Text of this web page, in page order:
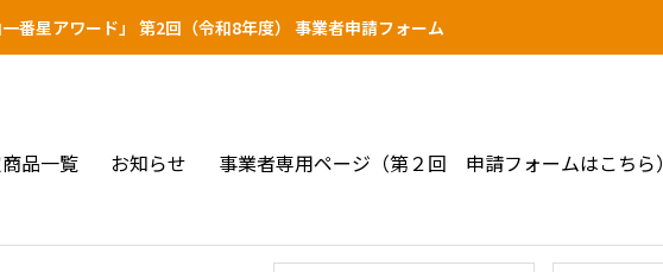
一番星アワード」 第2回（令和8年度） 事業者申請フォーム
品一覧 お知らせ 事業者専用ページ（第２回 申請フォームはこちら）